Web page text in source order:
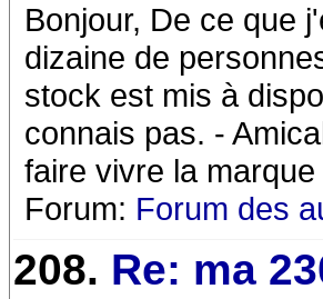
Bonjour, De ce que
dizaine de
stock est mis à
connais pas. -
faire vivre la
Forum: Forum des
208. Re: ma